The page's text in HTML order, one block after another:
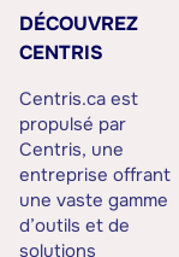
DÉCOUVREZ
CENTRIS
Centris.ca est
propulsé par
Centris, une
entreprise offrant
une vaste gamme
d’outils et de
solutions